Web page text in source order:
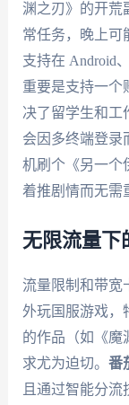
渊之刃》的开荒
常任务，晚上可
支持在 Android
重要是支持一个
决了留学生和
会因多终端登录
机刷个《另一个
着推剧情而无需
无限流量下
流量限制和带宽
外玩国服游戏，
的作品（如《魔
求尤为迫切。 番
且通过智能分